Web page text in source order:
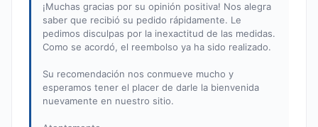
¡Muchas gracias por su opinión positiva! Nos alegra
saber que recibió su pedido rápidamente. Le
pedimos disculpas por la inexactitud de las medidas.
Como se acordó, el reembolso ya ha sido realizado.
Su recomendación nos conmueve mucho y
esperamos tener el placer de darle la bienvenida
nuevamente en nuestro sitio.